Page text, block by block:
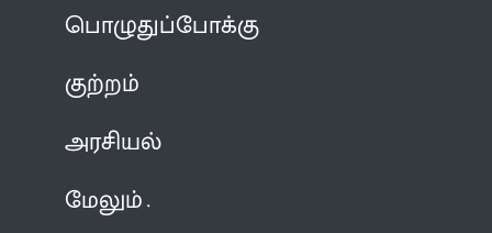
பொழுதுப்போக்கு
குற்றம்
அரசியல்
மேலும்